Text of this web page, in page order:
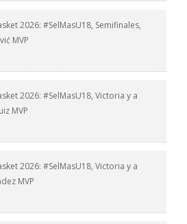
2026: #SelMasU18, Semifinales,
MVP
2026: #SelMasU18, Victoria y a
MVP
2026: #SelMasU18, Victoria y a
MVP